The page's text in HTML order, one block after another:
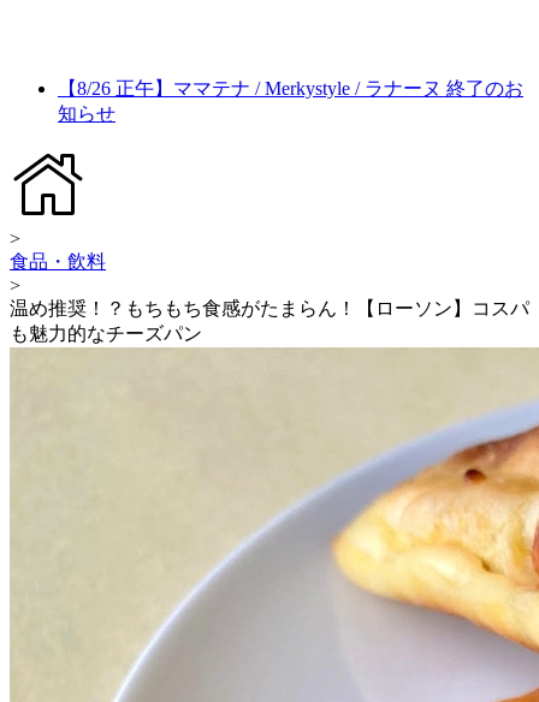
【8/26 正午】ママテナ / Merkystyle / ラナーヌ 終了のお
知らせ
>
食品・飲料
>
温め推奨！？もちもち食感がたまらん！【ローソン】コスパ
も魅力的なチーズパン